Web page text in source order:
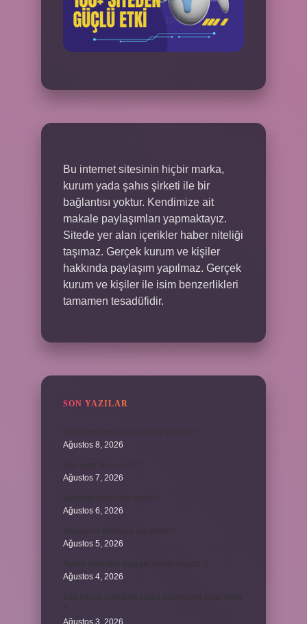
Bu internet sitesinin hiçbir marka,
kurum yada şahıs şirketi ile bir
bağlantısı yoktur. Kendimize ait
makale paylaşımları yapmaktayız.
Sitede yer alan içerikler haber niteliği
taşımaz. Gerçek kurum ve kişiler
hakkında paylaşım yapılmaz. Gerçek
kurum ve kişiler ile isim benzerlikleri
tamamen tesadüfidir.
SON YAZILAR
Ağustos 8, 2026
Ağustos 7, 2026
Ağustos 6, 2026
Ağustos 5, 2026
Ağustos 4, 2026
Ağustos 3, 2026